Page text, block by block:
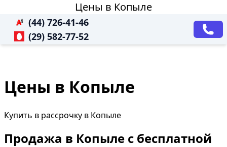
Цены в Копыле
(44) 726-41-46
(29) 582-77-52
Цены в Копыле
Купить в рассрочку в Копыле
Продажа в Копыле с бесплатной